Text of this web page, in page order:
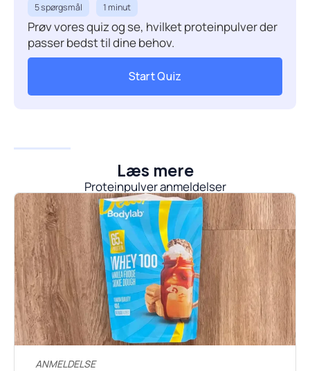
5 spørgsmål 1 minut
Prøv vores quiz og se, hvilket proteinpulver der
passer bedst til dine behov.
Start Quiz
Læs mere
Proteinpulver anmeldelser
ANMELDELSE